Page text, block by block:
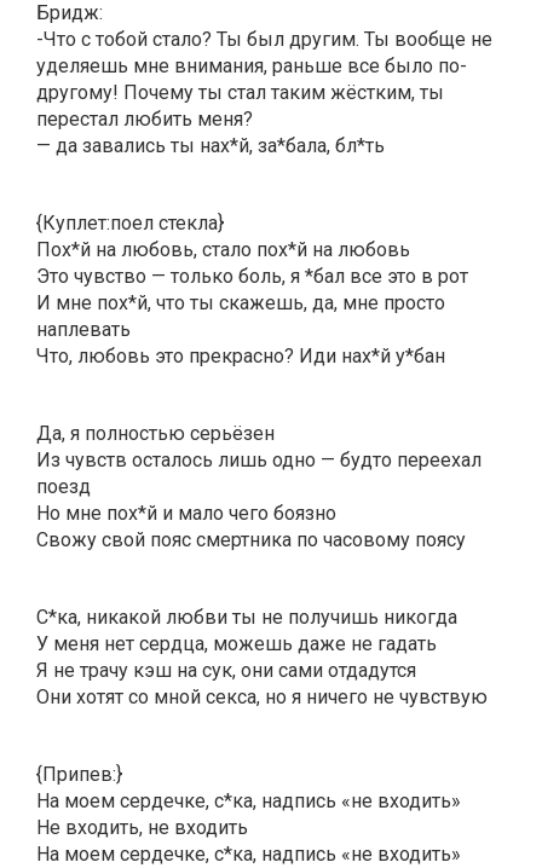
Бридж:
-Что с тобой стало? Ты был другим. Ты вообще не
уделяешь мне внимания, раньше все было по-
другому! Почему ты стал таким жёстким, ты
перестал любить меня?
— да завались ты нах*й, за*бала, бл*ть
{Куплет:поел стекла}
Пох*й на любовь, стало пох*й на любовь
Это чувство — только боль, я *бал все это в рот
И мне пох*й, что ты скажешь, да, мне просто
наплевать
Что, любовь это прекрасно? Иди нах*й у*бан
Да, я полностью серьёзен
Из чувств осталось лишь одно — будто переехал
поезд
Но мне пох*й и мало чего боязно
Свожу свой пояс смертника по часовому поясу
С*ка, никакой любви ты не получишь никогда
У меня нет сердца, можешь даже не гадать
Я не трачу кэш на сук, они сами отдадутся
Они хотят со мной секса, но я ничего не чувствую
{Припев:}
На моем сердечке, с*ка, надпись «не входить»
Не входить, не входить
На моем сердечке, с*ка, надпись «не входить»